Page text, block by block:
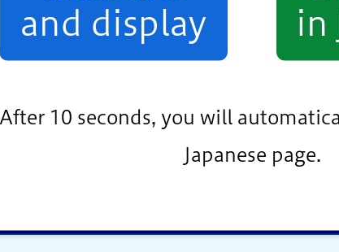
and display
in
After 10 seconds, you will
Japanese page.
小松川・平井地区